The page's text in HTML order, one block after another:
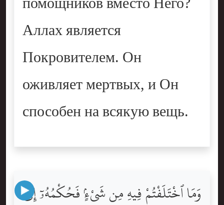
Аллах является
Покровителем. Он
оживляет мертвых, и Он
способен на всякую вещь.
وَمَا ٱخْتَلَفْتُمْ فِيهِ مِن شَىْءٍۢ فَحُكْمُهُۥٓ إِلَى